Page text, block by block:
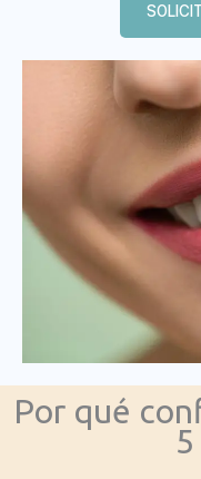
Por qué